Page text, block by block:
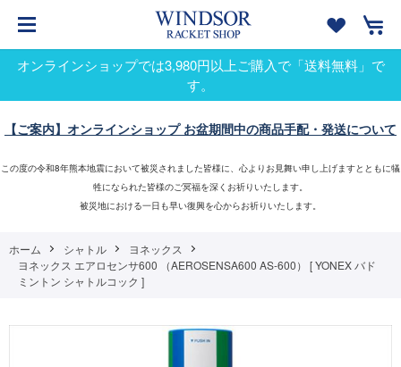
オンラインショップでは3,980円以上ご購入で「送料無料」で
す。
【ご案内】オンラインショップ お盆期間中の商品手配・発送について
この度の令和8年熊本地震において被災されました皆様に、心よりお見舞い申し上げますとともに犠
牲になられた皆様のご冥福を深くお祈りいたします。
被災地における一日も早い復興を心からお祈りいたします。
ホーム シャトル
ヨネックス
ヨネックス エアロセンサ600 （AEROSENSA600 AS-600） [ YONEX バド
ミントン シャトルコック ]